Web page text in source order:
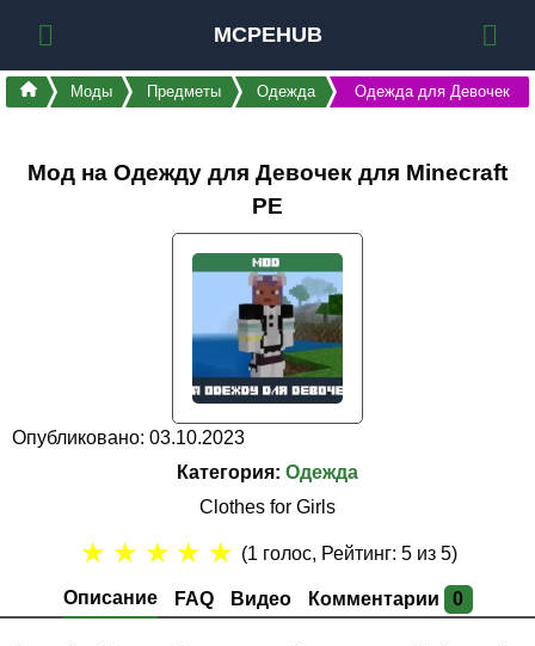
MCPEHUB
Моды Предметы Одежда Одежда для Девочек
Мод на Одежду для Девочек для Minecraft
PE
Опубликовано: 03.10.2023
Категория: Одежда
Clothes for Girls
Описание FAQ Видео Комментарии 0
★ ★ ★ ★ ★ (1 голос, Рейтинг:5 из 5)